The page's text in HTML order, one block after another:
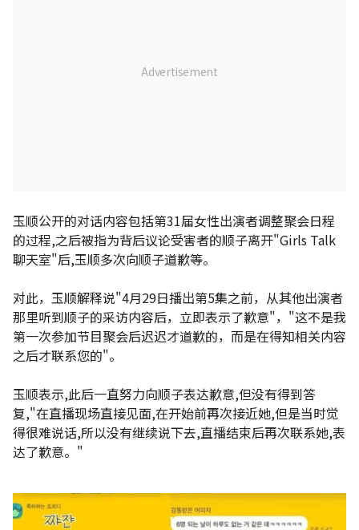
玉顺公开的对话内容包括第31届女性出演者调整聚会日程
的过程,之后被指为背后议论受害者的顺子离开"Girls Talk
聊天室"后,玉顺多次向顺子道歉等。
对此，玉顺解释说"4月29日播出第5集之前，从其他出演者
那里听到顺子的采访内容后，立即表示了歉意"，"这不是我
第一次参加节目聚会后迟迟才道歉的，而是在得知相关内容
之后才联系您的"。
玉顺表示,此后一直努力向顺子表达歉意,但没有得到答
复,"在直播现场直接见面,在开始前再次接近她,但是当时觉
得很难说话,所以没有继续说下去,直播结束后再次联系她,表
达了歉意。"